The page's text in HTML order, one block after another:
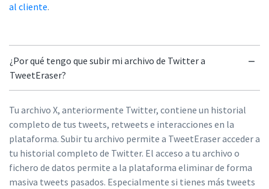
al cliente.
¿Por qué tengo que subir mi archivo de Twitter a
TweetEraser?
Tu archivo X, anteriormente Twitter, contiene un historial
completo de tus tweets, retweets e interacciones en la
plataforma. Subir tu archivo permite a TweetEraser acceder a
tu historial completo de Twitter. El acceso a tu archivo o
fichero de datos permite a la plataforma eliminar de forma
masiva tweets pasados. Especialmente si tienes más tweets